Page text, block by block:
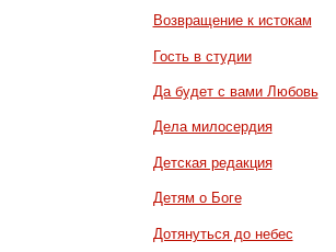
Возвращение к истокам
Гость в студии
Да будет с вами Любовь
Дела милосердия
Детская редакция
Детям о Боге
Дотянуться до небес